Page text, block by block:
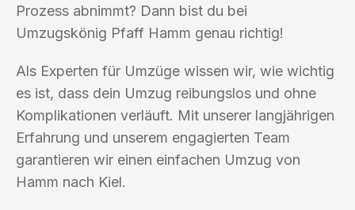
Prozess abnimmt? Dann bist du bei
Umzugskönig Pfaff Hamm genau richtig!
Als Experten für Umzüge wissen wir, wie wichtig
es ist, dass dein Umzug reibungslos und ohne
Komplikationen verläuft. Mit unserer langjährigen
Erfahrung und unserem engagierten Team
garantieren wir einen einfachen Umzug von
Hamm nach Kiel.